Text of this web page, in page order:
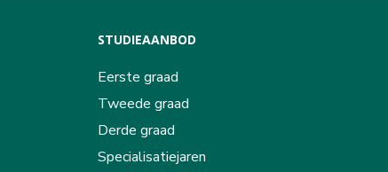
STUDIEAANBOD
Eerste graad
Tweede graad
Derde graad
Specialisatiejaren